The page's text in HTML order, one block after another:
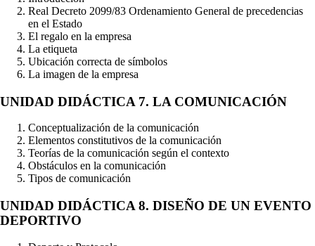
Real Decreto 2099/83 Ordenamiento General de precedencias
en el Estado
El regalo en la empresa
La etiqueta
Ubicación correcta de símbolos
La imagen de la empresa
UNIDAD DIDÁCTICA 7. LA COMUNICACIÓN
Conceptualización de la comunicación
Elementos constitutivos de la comunicación
Teorías de la comunicación según el contexto
Obstáculos en la comunicación
Tipos de comunicación
UNIDAD DIDÁCTICA 8. DISEÑO DE UN EVENTO
DEPORTIVO